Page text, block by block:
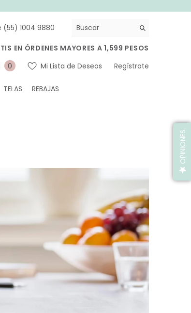
1004 9880
EN ÓRDENES MAYORES A 1,599 PESOS
0 0
Mi Lista de Deseos Regístrate
TELAS REBAJAS
OPINIONES